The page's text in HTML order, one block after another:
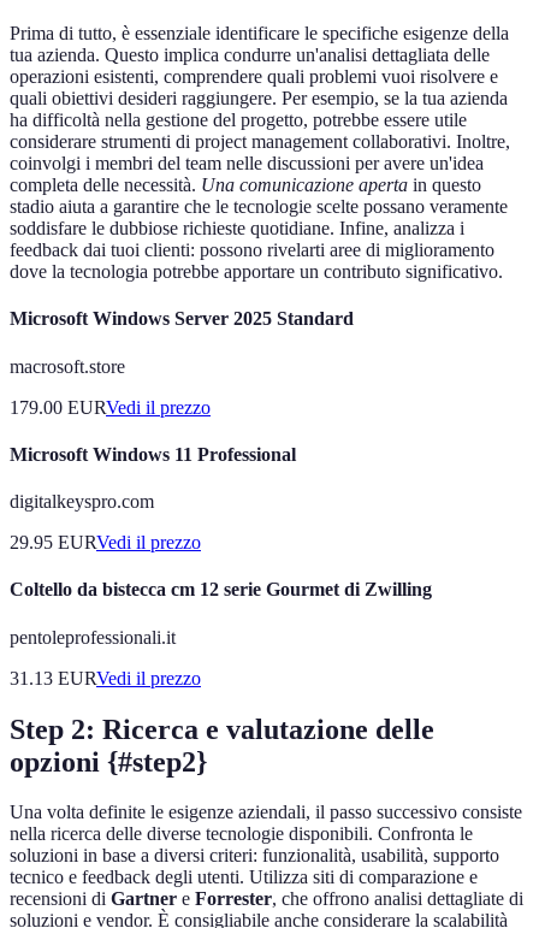
Prima di tutto, è essenziale identificare le specifiche esigenze della
tua azienda. Questo implica condurre un'analisi dettagliata delle
operazioni esistenti, comprendere quali problemi vuoi risolvere e
quali obiettivi desideri raggiungere. Per esempio, se la tua azienda
ha difficoltà nella gestione del progetto, potrebbe essere utile
considerare strumenti di project management collaborativi. Inoltre,
coinvolgi i membri del team nelle discussioni per avere un'idea
completa delle necessità. Una comunicazione aperta in questo
stadio aiuta a garantire che le tecnologie scelte possano veramente
soddisfare le dubbiose richieste quotidiane. Infine, analizza i
feedback dai tuoi clienti: possono rivelarti aree di miglioramento
dove la tecnologia potrebbe apportare un contributo significativo.
Microsoft Windows Server 2025 Standard
macrosoft.store
179.00 EURVedi il prezzo
Microsoft Windows 11 Professional
digitalkeyspro.com
29.95 EURVedi il prezzo
Coltello da bistecca cm 12 serie Gourmet di Zwilling
pentoleprofessionali.it
31.13 EURVedi il prezzo
Step 2: Ricerca e valutazione delle
opzioni {#step2}
Una volta definite le esigenze aziendali, il passo successivo consiste
nella ricerca delle diverse tecnologie disponibili. Confronta le
soluzioni in base a diversi criteri: funzionalità, usabilità, supporto
tecnico e feedback degli utenti. Utilizza siti di comparazione e
recensioni di Gartner e Forrester, che offrono analisi dettagliate di
soluzioni e vendor. È consigliabile anche considerare la scalabilità